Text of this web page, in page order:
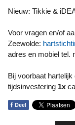
Nieuw: Tikkie &
Voor vragen en/of
Zeewolde:
adres en mobiel tel.
Bij voorbaat
tijdsinvestering 1x
f Deel